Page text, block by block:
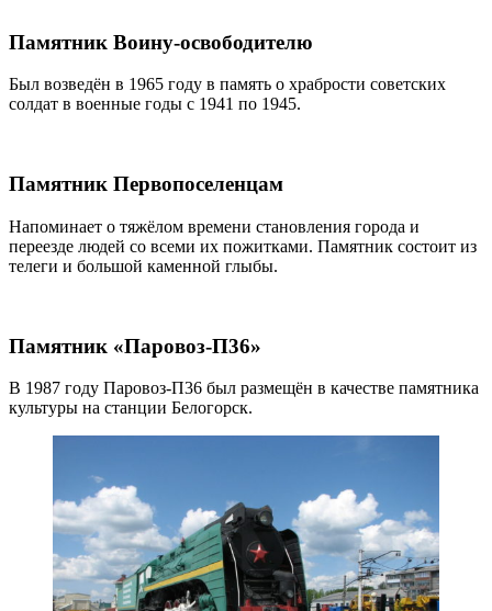
Памятник Воину-освободителю
Был возведён в 1965 году в память о храбрости советских
солдат в военные годы с 1941 по 1945.
Памятник Первопоселенцам
Напоминает о тяжёлом времени становления города и
переезде людей со всеми их пожитками. Памятник состоит из
телеги и большой каменной глыбы.
Памятник «Паровоз-П36»
В 1987 году Паровоз-П36 был размещён в качестве памятника
культуры на станции Белогорск.